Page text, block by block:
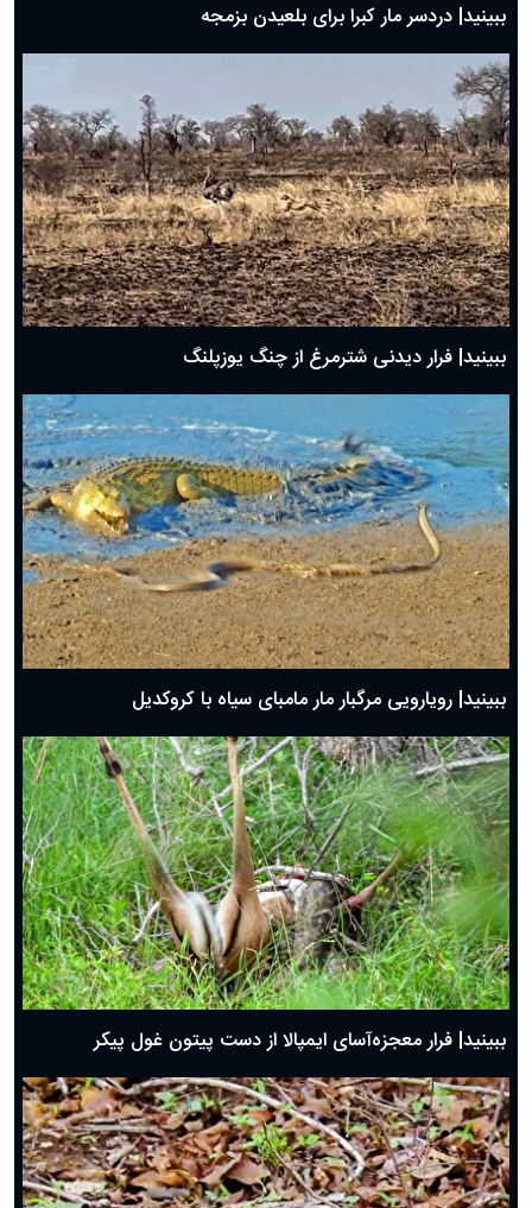
ببینید| دردسر مار کبرا برای بلعیدن بزمجه
ببینید| فرار دیدنی شترمرغ از چنگ یوزپلنگ
ببینید| رویارویی مرگبار مار مامبای سیاه با کروکدیل
ببینید| فرار معجزه‌آسای ایمپالا از دست پیتون غول پیکر